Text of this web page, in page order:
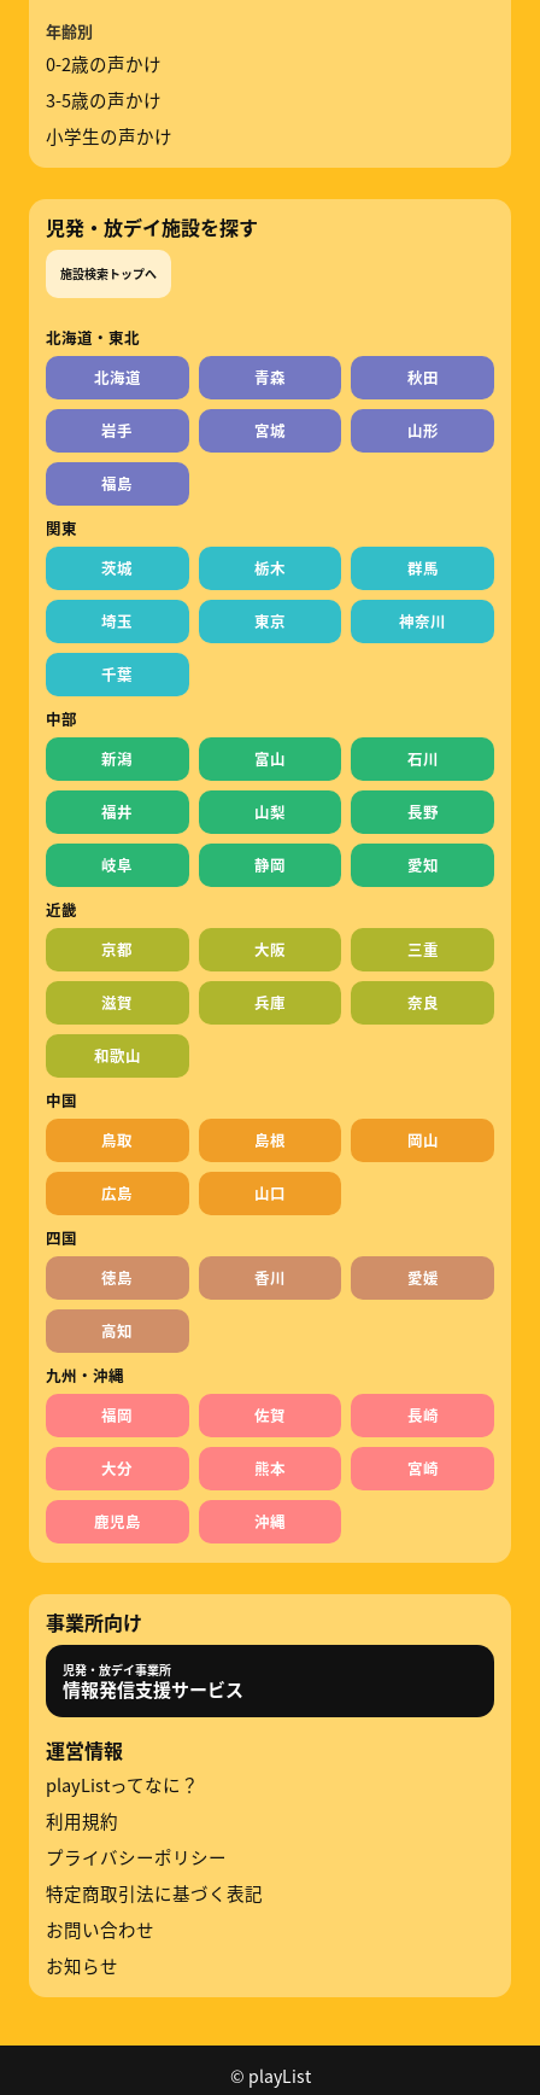
年齢別
0-2歳の声かけ
3-5歳の声かけ
小学生の声かけ
児発・放デイ施設を探す
施設検索トップへ
北海道・東北
北海道
青森 秋田
岩手 宮城 山形
福島
関東
茨城
栃木 群馬
埼玉 東京 神奈川
千葉
中部
新潟
富山 石川
福井 山梨 長野
岐阜 静岡
愛知
近畿
京都
大阪 三重
滋賀 兵庫 奈良
和歌山
中国
鳥取
島根 岡山
広島
山口
四国
徳島
香川 愛媛
高知
九州・沖縄
福岡
佐賀 長崎
大分 熊本 宮崎
鹿児島 沖縄
事業所向け
児発・放デイ事業所
情報発信支援サービス
運営情報
playListってなに？
利用規約
プライバシーポリシー
特定商取引法に基づく表記
お問い合わせ
お知らせ
© playList